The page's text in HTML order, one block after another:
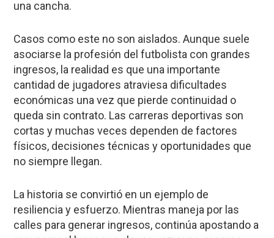
una cancha.
Casos como este no son aislados. Aunque suele
asociarse la profesión del futbolista con grandes
ingresos, la realidad es que una importante
cantidad de jugadores atraviesa dificultades
económicas una vez que pierde continuidad o
queda sin contrato. Las carreras deportivas son
cortas y muchas veces dependen de factores
físicos, decisiones técnicas y oportunidades que
no siempre llegan.
La historia se convirtió en un ejemplo de
resiliencia y esfuerzo. Mientras maneja por las
calles para generar ingresos, continúa apostando a